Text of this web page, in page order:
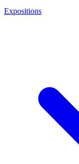
Expositions